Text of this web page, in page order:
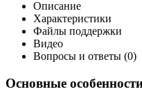
Описание
Характеристики
Файлы поддержки
Видео
Вопросы и ответы (0)
Основные